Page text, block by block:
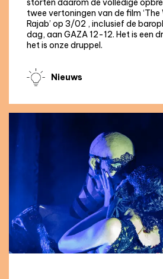
storten daarom de volledige
twee vertoningen van de film ‘The
Rajab’ op 3/02 , inclusief de
dag, aan GAZA 12-12. Het is een
het is onze druppel.
Nieuws